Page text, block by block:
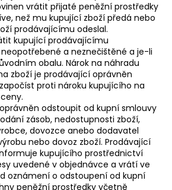
vrátit přijaté peněžní prostředky
než mu kupující zboží předá nebo
prodávajícímu odeslal.
kupující prodávajícímu
a neznečištěné a je-li
obalu. Nárok na náhradu
zboží je prodávající oprávněn
proti nároku kupujícího na
odstoupit od kupní smlouvy
zásob, nedostupnosti zboží,
dovozce anebo dodavatel
nebo dovoz zboží. Prodávající
kupujícího prostřednictví
uvedené v objednávce a vrátí ve
oznámení o odstoupení od kupní
peněžní prostředky včetně